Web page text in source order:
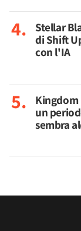
Stellar
di Shift
con l'IA
Kingdom
un
sembra